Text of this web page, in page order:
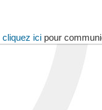
cliquez ici pour